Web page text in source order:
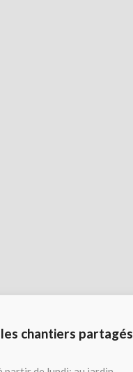
chantiers partagés